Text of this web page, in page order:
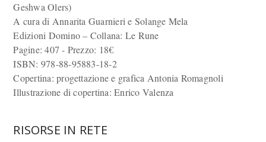
Geshwa Olers)
A cura di Annarita Guarnieri e Solange Mela
Edizioni Domino – Collana: Le Rune
Pagine: 407 - Prezzo: 18€
ISBN: 978-88-95883-18-2
Copertina: progettazione e grafica Antonia Romagnoli
Illustrazione di copertina: Enrico Valenza
RISORSE IN RETE